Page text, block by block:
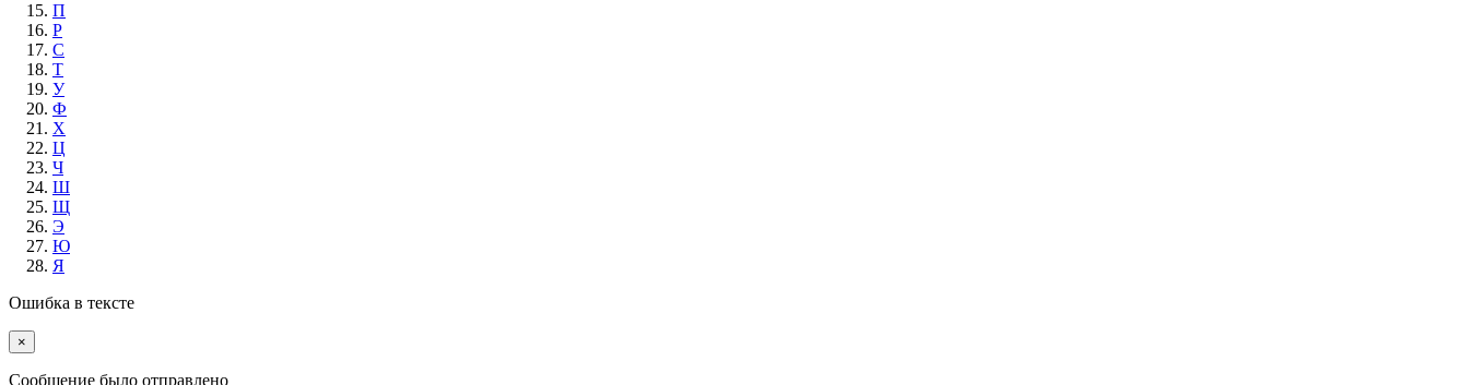
П
Р
С
Т
У
Ф
Х
Ц
Ч
Ш
Щ
Э
Ю
Я
Ошибка в тексте
×
Cообщение было отправлено